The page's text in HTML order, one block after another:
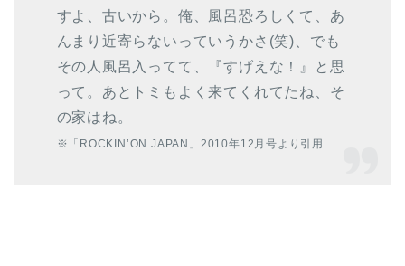
すよ、古いから。俺、風呂恐ろしくて、あ
んまり近寄らないっていうかさ(笑)、でも
その人風呂入ってて、『すげえな！』と思
って。あとトミもよく来てくれてたね、そ
の家はね。
※「ROCKIN’ON JAPAN」2010年12月号より引用